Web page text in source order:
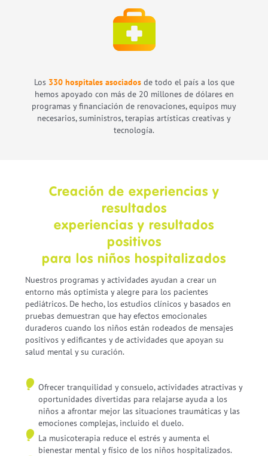
Los 330 hospitales asociadosde todo el país a los que
hemos apoyado con más de 20 millones de dólares en
programas y financiación de renovaciones, equipos muy
necesarios, suministros, terapias artísticas creativas y
tecnología.
Creación de experiencias y
resultados
experiencias y resultados
positivos
para los niños hospitalizados
Nuestros programas y actividades ayudan a crear un
entorno más optimista y alegre para los pacientes
pediátricos. De hecho, los estudios clínicos y basados en
pruebas demuestran que hay efectos emocionales
duraderos cuando los niños están rodeados de mensajes
positivos y edificantes y de actividades que apoyan su
salud mental y su curación.
Ofrecer tranquilidad y consuelo, actividades atractivas y
oportunidades divertidas para relajarse ayuda a los
niños a afrontar mejor las situaciones traumáticas y las
emociones complejas, incluido el duelo.
La musicoterapia reduce el estrés y aumenta el
bienestar mental y físico de los niños hospitalizados.